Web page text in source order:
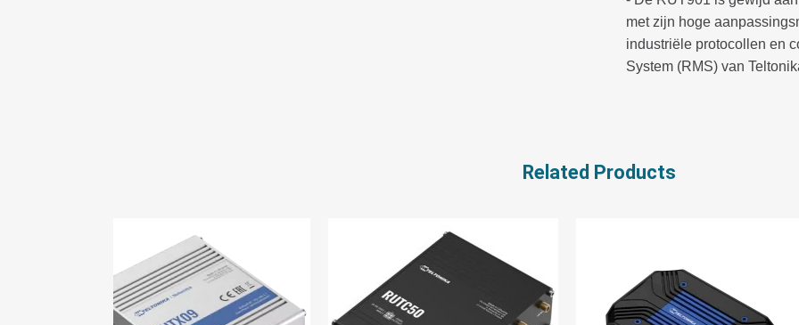
met zijn hoge
industriële protocollen en
System (RMS) van
Related Products